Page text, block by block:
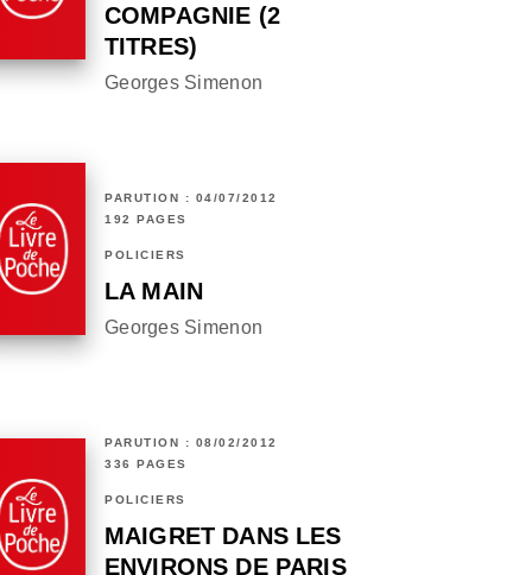
COMPAGNIE (2
TITRES)
Georges Simenon
PARUTION : 04/07/2012
192 PAGES
POLICIERS
LA MAIN
Georges Simenon
PARUTION : 08/02/2012
336 PAGES
POLICIERS
MAIGRET DANS LES
ENVIRONS DE PARIS